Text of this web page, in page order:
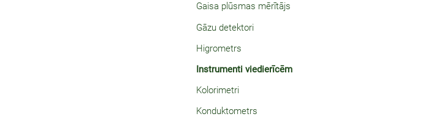
Gaisa plūsmas mērītājs
Gāzu detektori
Higrometrs
Instrumenti viedierīcēm
Kolorimetri
Konduktometrs